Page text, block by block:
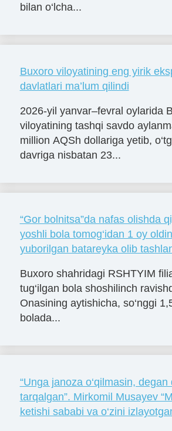
bilan o‘lcha...
Buxoro viloyatining eng yirik
davlatlari ma’lum qilindi
2026-yil yanvar–fevral oylarida
viloyatining tashqi savdo
million AQSh dollariga yetib,
davriga nisbatan 23...
“Gor bolnitsa”da nafas olishda
yoshli bola tomog‘idan 1 oy
yuborilgan batareyka olib
Buxoro shahridagi RSHTYIM
tug‘ilgan bola shoshilinch
Onasining aytishicha, so‘nggi
bolada...
“Unga janoza o‘qilmasin, degan
tarqalgan”. Mirkomil Musayev
ketishi sababi va o‘zini